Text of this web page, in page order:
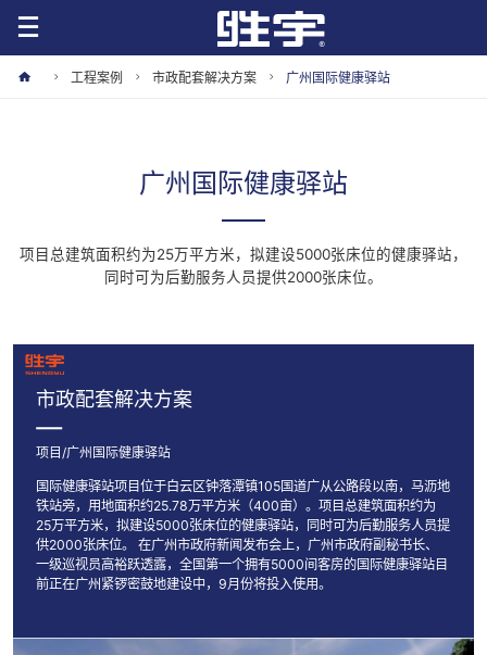
工程案例 市政配套解决方案 广州国际健康驿站
广州国际健康驿站
项目总建筑面积约为25万平方米，拟建设5000张床位的健康驿站，
同时可为后勤服务人员提供2000张床位。
市政配套解决方案
项目/广州国际健康驿站
国际健康驿站项目位于白云区钟落潭镇105国道广从公路段以南，马沥地
铁站旁，用地面积约25.78万平方米（400亩）。项目总建筑面积约为
25万平方米，拟建设5000张床位的健康驿站，同时可为后勤服务人员提
供2000张床位。 在广州市政府新闻发布会上，广州市政府副秘书长、
一级巡视员高裕跃透露，全国第一个拥有5000间客房的国际健康驿站目
前正在广州紧锣密鼓地建设中，9月份将投入使用。